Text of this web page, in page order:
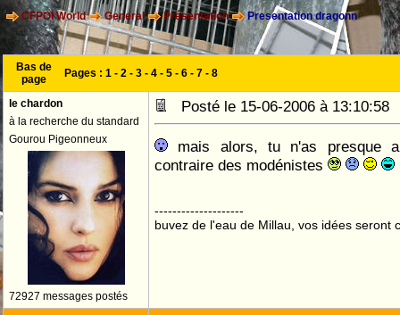
CFPOI World General Présentation Presentation dragonn
Bas de
page
Pages : 1 - 2 - 3 - 4 - 5 - 6 - 7 - 8
le chardon
à la recherche du standard
Gourou Pigeonneux
72927 messages postés
Posté le 15-06-2006 à
mais alors, tu n'as presque
contraire des modénistes
--------------------
buvez de l'eau de Millau, vos idées seront